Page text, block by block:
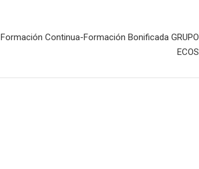
Formación Continua-Formación Bonificada GRUPO
ECOS